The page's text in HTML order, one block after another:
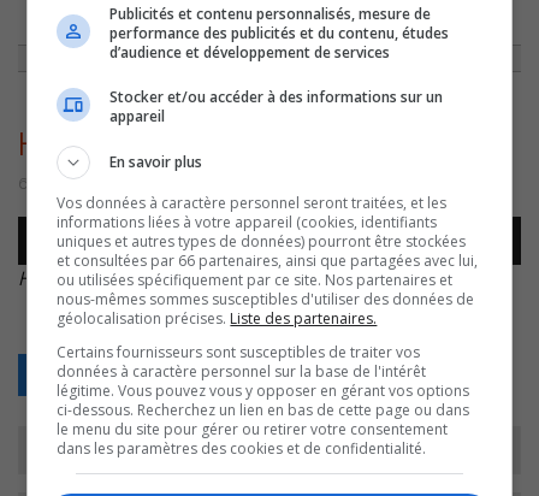
SPORTS» FOOTBALL: LES POLYPUS CADETS ET JUVÉNILES
S’INCLINENT
»HT – DÉFAITES JUVÉNILES
HT – Défaites juvéniles
6 septembre 2016 | Par Journaliste CJSO
Lecteur
audio
00:00
HT – Défaites juvéniles.
Retour
Publicités et contenu personnalisés, mesure de
performance des publicités et du contenu, études
d’audience et développement de services
Stocker et/ou accéder à des informations sur un
appareil
En savoir plus
Vos données à caractère personnel seront traitées, et les
informations liées à votre appareil (cookies, identifiants
uniques et autres types de données) pourront être stockées
et consultées par 66 partenaires, ainsi que partagées avec lui,
ou utilisées spécifiquement par ce site. Nos partenaires et
nous-mêmes sommes susceptibles d'utiliser des données de
géolocalisation précises. Liste des partenaires.
Certains fournisseurs sont susceptibles de traiter vos
données à caractère personnel sur la base de l'intérêt
légitime. Vous pouvez vous y opposer en gérant vos options
ci-dessous. Recherchez un lien en bas de cette page ou dans
le menu du site pour gérer ou retirer votre consentement
dans les paramètres des cookies et de confidentialité.